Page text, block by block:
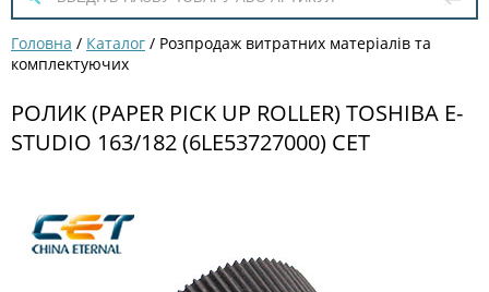
Головна / Каталог / Розпродаж витратних матеріалів та
комплектуючих
РОЛИК (PAPER PICK UP ROLLER) TOSHIBA E-
STUDIO 163/182 (6LE53727000) CET